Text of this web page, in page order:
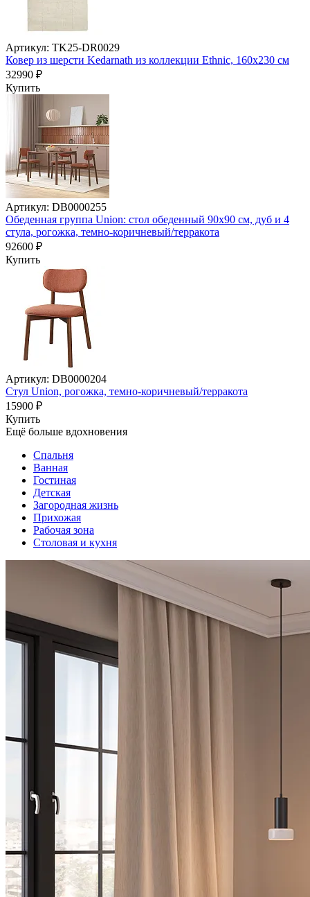
Артикул: TK25-DR0029
Ковер из шерсти Kedarnath из коллекции Ethnic, 160x230 см
32990 ₽
Купить
Артикул: DB0000255
Обеденная группа Union: стол обеденный 90х90 см, дуб и 4
стула, рогожка, темно-коричневый/терракота
92600 ₽
Купить
Артикул: DB0000204
Стул Union, рогожка, темно-коричневый/терракота
15900 ₽
Купить
Ещё больше вдохновения
Спальня
Ванная
Гостиная
Детская
Загородная жизнь
Прихожая
Рабочая зона
Столовая и кухня